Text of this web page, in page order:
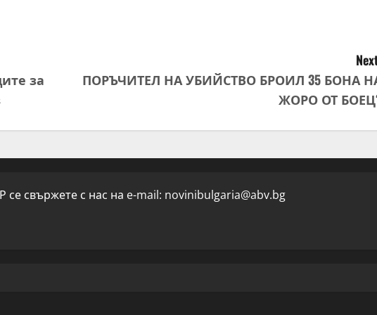
за
ПОРЪЧИТЕЛ НА УБИЙСТВО БРОИЛ 35 БОНА
ЖОРО ОТ
свържете с нас на e-mail: novinibulgaria@abv.bg